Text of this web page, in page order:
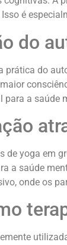
é
do
prática do
para a saúde
de yoga em
a saúde
onde os